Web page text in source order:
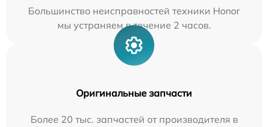
Большинство неисправностей техники Honor
мы устраняем в течение 2 часов.
Оригинальные запчасти
Более 20 тыс. запчастей от производителя в